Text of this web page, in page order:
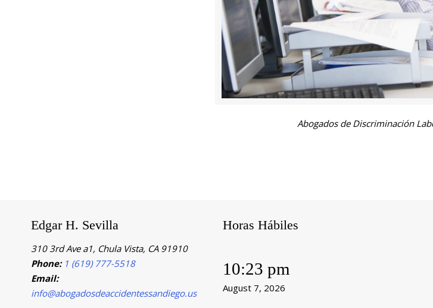
Abogados de Discriminación
Edgar H. Sevilla
310 3rd Ave a1, Chula Vista, CA 91910
Phone: 1 (619) 777-5518
Email:
info@abogadosdeaccidentessandiego.us
Horas Hábiles
10:23 pm
August 7, 2026